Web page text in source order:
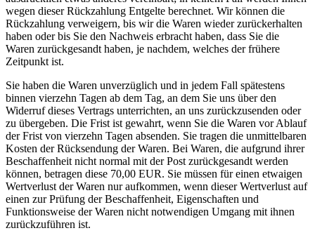
wegen dieser Rückzahlung Entgelte berechnet. Wir können die
Rückzahlung verweigern, bis wir die Waren wieder zurückerhalten
haben oder bis Sie den Nachweis erbracht haben, dass Sie die
Waren zurückgesandt haben, je nachdem, welches der frühere
Zeitpunkt ist.
Sie haben die Waren unverzüglich und in jedem Fall spätestens
binnen vierzehn Tagen ab dem Tag, an dem Sie uns über den
Widerruf dieses Vertrags unterrichten, an uns zurückzusenden oder
zu übergeben. Die Frist ist gewahrt, wenn Sie die Waren vor Ablauf
der Frist von vierzehn Tagen absenden. Sie tragen die unmittelbaren
Kosten der Rücksendung der Waren. Bei Waren, die aufgrund ihrer
Beschaffenheit nicht normal mit der Post zurückgesandt werden
können, betragen diese 70,00 EUR. Sie müssen für einen etwaigen
Wertverlust der Waren nur aufkommen, wenn dieser Wertverlust auf
einen zur Prüfung der Beschaffenheit, Eigenschaften und
Funktionsweise der Waren nicht notwendigen Umgang mit ihnen
zurückzuführen ist.